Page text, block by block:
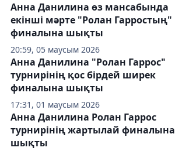
20:59, 05 маусым 2026
Анна Данилина өз мансабында
екінші мәрте "Ролан Гарростың"
финалына шықты
17:31, 01 маусым 2026
Анна Данилина "Ролан Гаррос"
турнирінің қос бірдей ширек
финалына шықты
Анна Данилина Ролан Гаррос
турнирінің жартылай финалына
шықты